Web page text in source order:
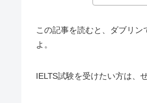
この記事を読むと、ダブリ
よ。
IELTS試験を受けたい方は、